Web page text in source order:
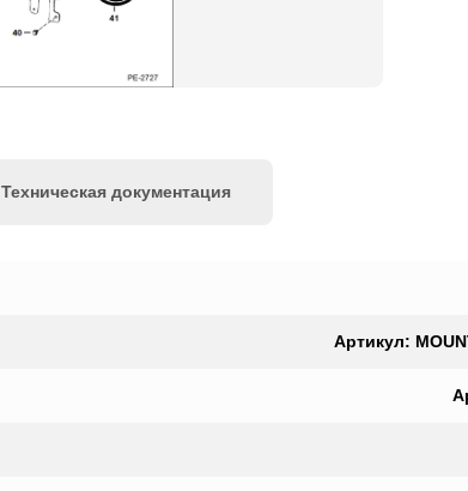
Техническая документация
Артикул: